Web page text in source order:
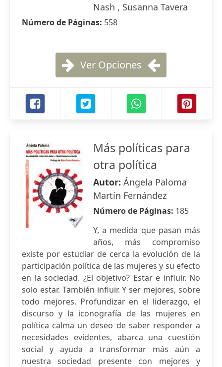
Nash , Susanna Tavera
Número de Páginas: 558
Ver Opciones
Más políticas para
otra política
Autor: Ángela Paloma
Martín Fernández
Número de Páginas: 185
Y, a medida que pasan más
años, más compromiso
existe por estudiar de cerca la evolución de la
participación política de las mujeres y su efecto
en la sociedad. ¿El objetivo? Estar e influir. No
solo estar. También influir. Y ser mejores, sobre
todo mejores. Profundizar en el liderazgo, el
discurso y la iconografía de las mujeres en
política calma un deseo de saber responder a
necesidades evidentes, abarca una cuestión
social y ayuda a transformar más aún a
nuestra sociedad presente con mejores y